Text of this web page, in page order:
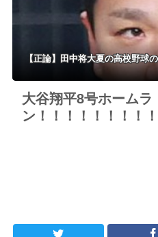
【正論】田中将大夏の高校野球
大谷翔平8号ホームラ
ン！！！！！！！！